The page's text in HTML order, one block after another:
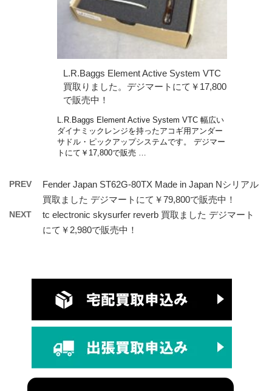
L.R.Baggs Element Active System VTC
買取りました。デジマートにて￥17,800
で販売中！
L.R.Baggs Element Active System VTC 幅広い
ダイナミックレンジを持ったアコギ用アンダー
サドル・ピックアップシステムです。 デジマー
トにて￥17,800で販売 …
PREV
Fender Japan ST62G-80TX Made in Japan Nシリアル
買取ました デジマートにて￥79,800で販売中！
NEXT
tc electronic skysurfer reverb 買取ました デジマート
にて￥2,980で販売中！